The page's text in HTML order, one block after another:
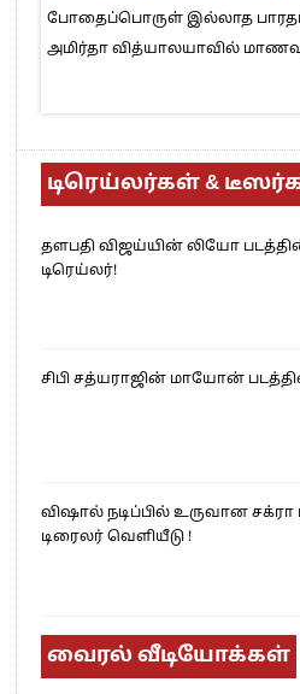
போதைப்பொருள் இல்லாத
அமிர்தா வித்யாலயாவில்
டிரெய்லர்கள் &
தளபதி விஜய்யின் லியோ
டிரெய்லர்!
சிபி சத்யராஜின் மாயோன்
விஷால் நடிப்பில் உருவான சக்ரா
டிரைலர் வெளியீடு !
வைரல் வீடியோக்கள்